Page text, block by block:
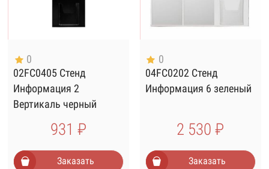
0
02FC0405 Стенд
Информация 2
Вертикаль черный
931 ₽
Заказать
0
04FC0202 Стенд
Информация 6 зеленый
2 530 ₽
Заказать